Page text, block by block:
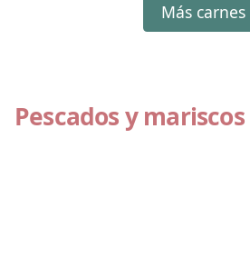
Más carnes
Pescados y mariscos